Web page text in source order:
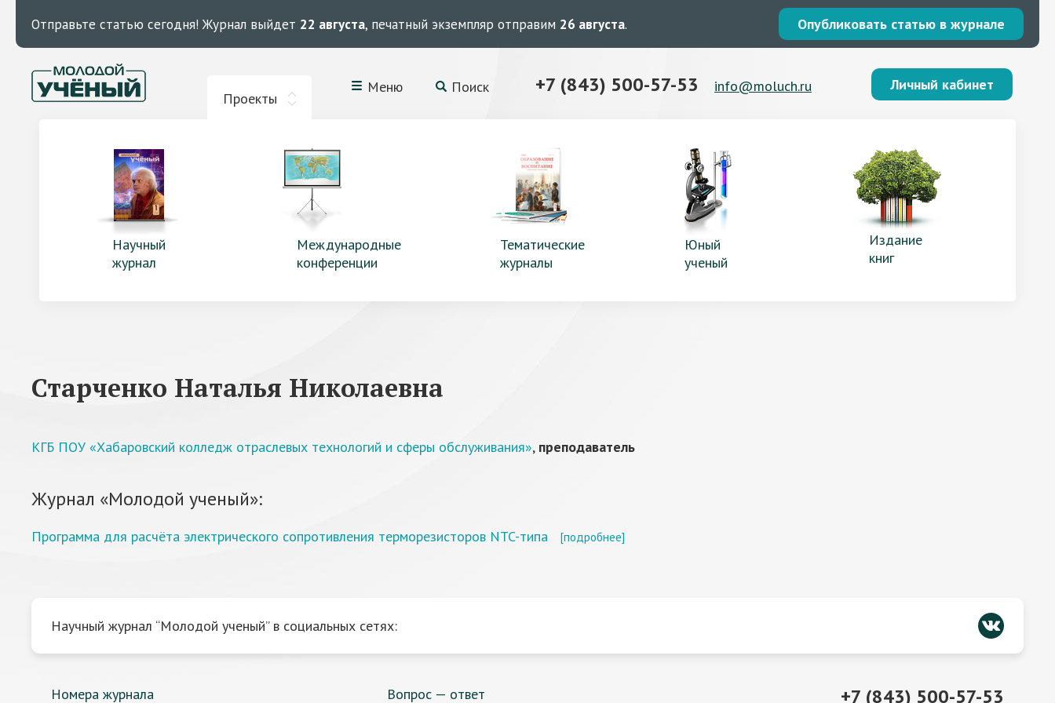
Отправьте статью сегодня! Журнал выйдет 22 августа, печатный экземпляр отправим 26 августа. Опубликовать статью в журнале
Проекты
Меню Поиск +7 (843) 500-57-53 info@moluch.ru Личный кабинет
Научный
журнал
Международные
конференции
Тематические
журналы
Юный
ученый
Издание
книг
Старченко Наталья Николаевна
КГБ ПОУ «Хабаровский колледж отраслевых технологий и сферы обслуживания», преподаватель
Журнал «Молодой ученый»:
Программа для расчёта электрического сопротивления терморезисторов NTC-типа [подробнее]
Научный журнал “Молодой ученый” в социальных сетях:
Номера журнала Вопрос — ответ +7 (843) 500-57-53